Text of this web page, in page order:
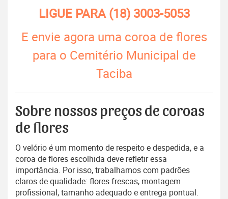
LIGUE PARA(18) 3003-5053
E envie agora uma coroa de flores
para o Cemitério Municipal de
Taciba
Sobre nossos preços de coroas
de flores
O velório é um momento de respeito e despedida, e a
coroa de flores escolhida deve refletir essa
importância. Por isso, trabalhamos com padrões
claros de qualidade: flores frescas, montagem
profissional, tamanho adequado e entrega pontual.